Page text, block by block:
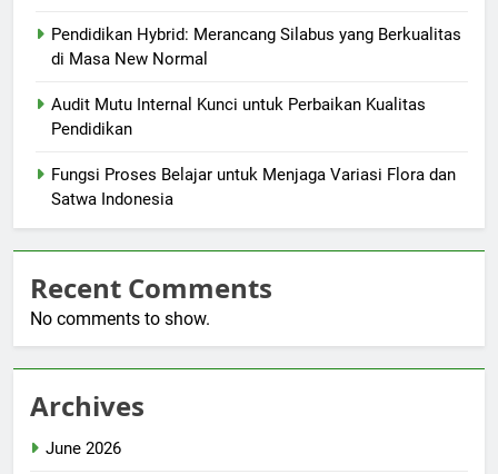
Pendidikan Hybrid: Merancang Silabus yang Berkualitas
di Masa New Normal
Audit Mutu Internal Kunci untuk Perbaikan Kualitas
Pendidikan
Fungsi Proses Belajar untuk Menjaga Variasi Flora dan
Satwa Indonesia
Recent Comments
No comments to show.
Archives
June 2026